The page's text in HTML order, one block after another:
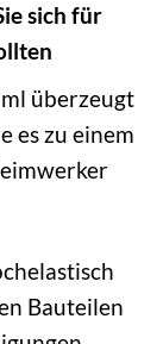
sich für
überzeugt
es zu einem
Bauteilen